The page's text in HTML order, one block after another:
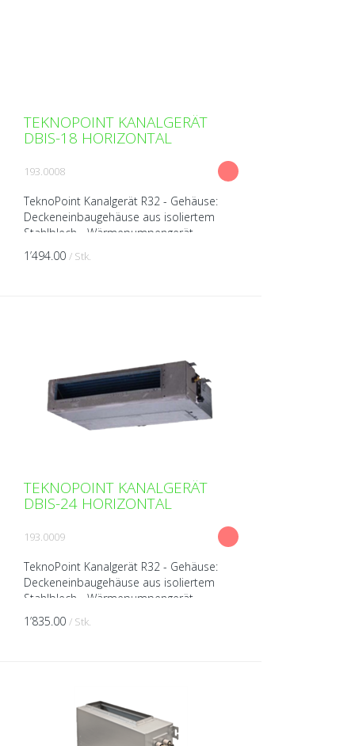
TEKNOPOINT KANALGERÄT
DBIS-18 HORIZONTAL
193.0008
TeknoPoint Kanalgerät R32 - Gehäuse:
Deckeneinbaugehäuse aus isoliertem
Stahlblech - Wärmepumpengerät
(kühlen/heizen) - Ventilator
(Tangentiallüfter) - Kabel-Fernbedienun...
1’494.00 / Stk.
TEKNOPOINT KANALGERÄT
DBIS-24 HORIZONTAL
193.0009
TeknoPoint Kanalgerät R32 - Gehäuse:
Deckeneinbaugehäuse aus isoliertem
Stahlblech - Wärmepumpengerät
(kühlen/heizen) - Ventilator
(Tangentiallüfter) - Kabel-Fernbedienun...
1’835.00 / Stk.